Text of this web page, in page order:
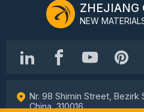
ZHEJIANG
NEW
Nr. 98 Shimin Street, Bezirk
China, 310016